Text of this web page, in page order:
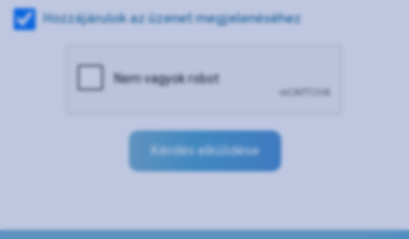
Hozzájárulok az üzenet megjelenéséhez
Kérdés elküldése